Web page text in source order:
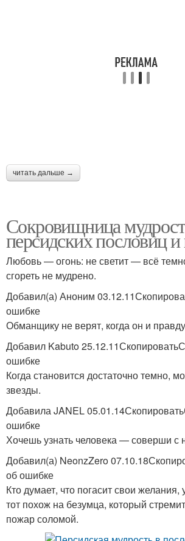
читать дальше →
Сокровищница
персидских пословиц и
Любовь — огонь: не светит — всё
сгореть не мудрено.
Добавил(а) Аноним
ошибке
Обманщику не верят, когда он и
Добавил Kabuto
ошибке
Когда становится достаточно темно,
звезды.
Добавила JANEL
ошибке
Хочешь узнать человека — соверши с
Добавил(а) NeonzZero
об ошибке
Кто думает, что погасит свои желания,
тот похож на безумца, который
пожар соломой.